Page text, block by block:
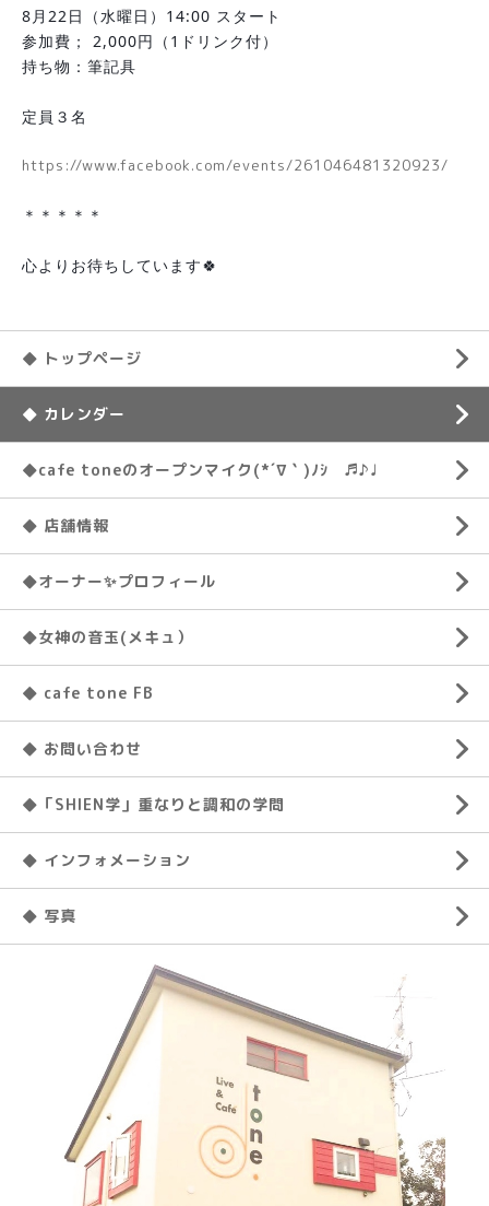
8月22日（水曜日）14:00 スタート
参加費； 2,000円（1ドリンク付）
持ち物：筆記具
定員３名
https://www.facebook.com/events/261046481320923/
＊＊＊＊＊
心よりお待ちしています🍀
◆ トップページ
◆ カレンダー
◆cafe toneのオープンマイク(*´∇｀)ﾉｼ ♬♪♩
◆ 店舗情報
◆オーナー✨プロフィール
◆女神の音玉(メキュ）
◆ cafe tone FB
◆ お問い合わせ
◆「SHIEN学」重なりと調和の学問
◆ インフォメーション
◆ 写真